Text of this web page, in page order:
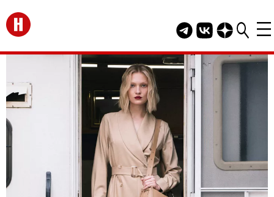
Перейти на главную
Telegram канал
Группа HELLO
Канал